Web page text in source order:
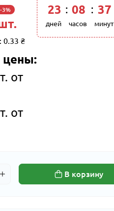
-3%
0.33 ₴
от
от
23
дней
: 08
часов
: 37
минут
В корзину